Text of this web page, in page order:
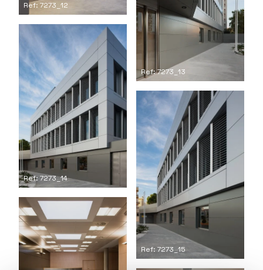
Ref: 7273_12
Ref: 7273_13
Ref: 7273_14
Ref: 7273_15